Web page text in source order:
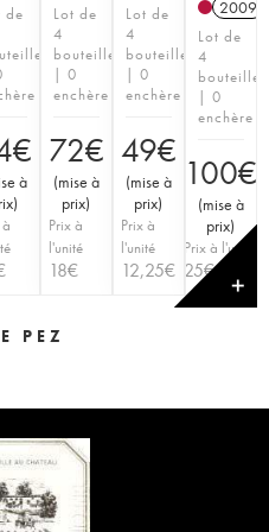
de
€
à
)
Lot de
4
bouteilles
| 0
enchère
72€
(mise à
prix)
Prix à
l'unité
18€
Lot de
4
bouteilles
| 0
enchère
49€
(mise à
prix)
Prix à
l'unité
12,25€
2009
Lot de
4
bouteilles
| 0
enchère
100€
(mise à
prix)
Prix à l'unité
25€
✕
PEZ